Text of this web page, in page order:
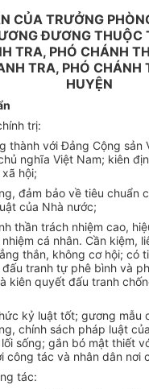
CỦA TRƯỞNG
ĐƯƠNG THUỘC
TRA, PHÓ CHÁNH
TRA, PHÓ CHÁNH
HUYỆN
trị:
thành với Đảng Cộng sản
nghĩa Việt Nam; kiên
hội;
đảm bảo về tiêu chuẩn
của Nhà nước;
thần trách nhiệm cao,
cá nhân. Cần kiệm,
thắn, không cơ hội; có
tranh tự phê bình và
kiên quyết đấu tranh
kỷ luật tốt; gương mẫu
chính sách pháp luật
sống; gắn bó mật thiết
công tác và nhân dân nơi
tác: